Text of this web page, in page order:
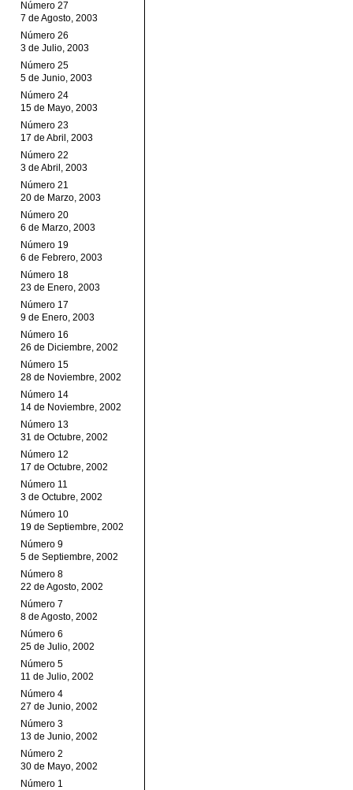
Número 27
7 de Agosto, 2003
Número 26
3 de Julio, 2003
Número 25
5 de Junio, 2003
Número 24
15 de Mayo, 2003
Número 23
17 de Abril, 2003
Número 22
3 de Abril, 2003
Número 21
20 de Marzo, 2003
Número 20
6 de Marzo, 2003
Número 19
6 de Febrero, 2003
Número 18
23 de Enero, 2003
Número 17
9 de Enero, 2003
Número 16
26 de Diciembre, 2002
Número 15
28 de Noviembre, 2002
Número 14
14 de Noviembre, 2002
Número 13
31 de Octubre, 2002
Número 12
17 de Octubre, 2002
Número 11
3 de Octubre, 2002
Número 10
19 de Septiembre, 2002
Número 9
5 de Septiembre, 2002
Número 8
22 de Agosto, 2002
Número 7
8 de Agosto, 2002
Número 6
25 de Julio, 2002
Número 5
11 de Julio, 2002
Número 4
27 de Junio, 2002
Número 3
13 de Junio, 2002
Número 2
30 de Mayo, 2002
Número 1